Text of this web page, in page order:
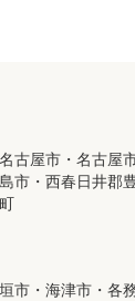
古屋市・名古屋
市・西春日井郡
市・海津市・各